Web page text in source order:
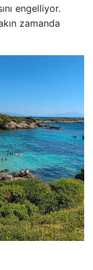
engelliyor.
zamanda